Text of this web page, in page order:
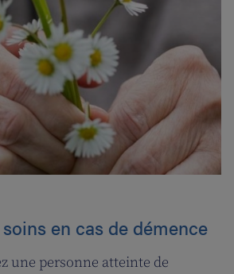
pour donner l’occasion de souffler à
et leur permettre ainsi de pouvoir
de leurs clients.
en cas de démence
une personne atteinte de